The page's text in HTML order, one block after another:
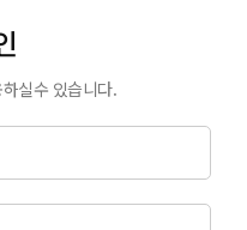
실수 있습니다.